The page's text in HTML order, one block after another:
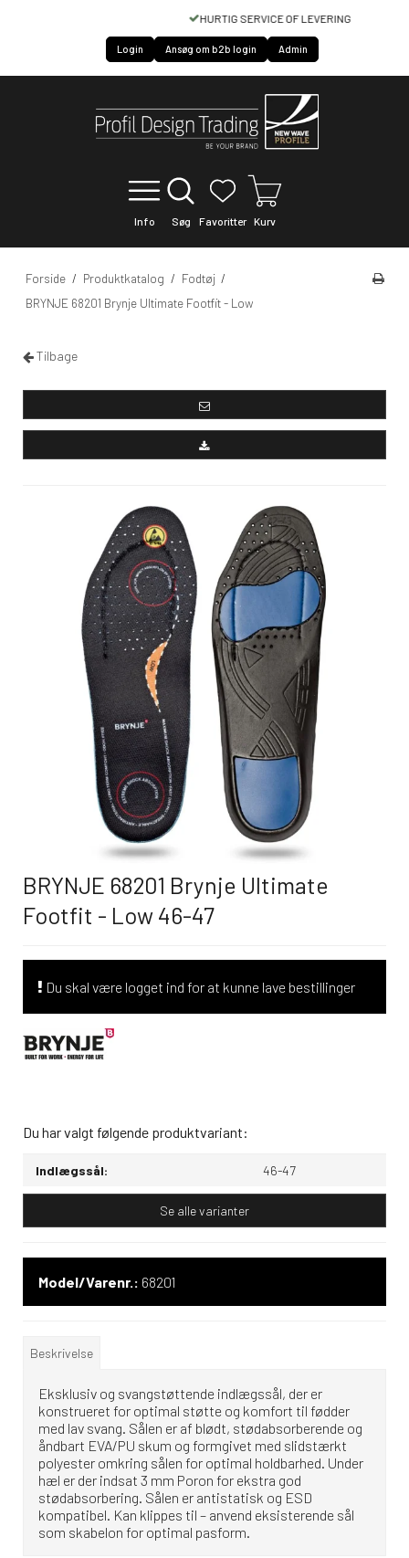
HURTIG SERVICE OF LEVERING
Login Ansøg om b2b login Admin
Info Søg Favoritter Kurv
Forside / Produktkatalog / Fodtøj /
BRYNJE 68201 Brynje Ultimate Footfit - Low
Tilbage
BRYNJE 68201 Brynje Ultimate
Footfit - Low 46-47
Du skal være logget ind for at kunne lave bestillinger
Du har valgt følgende produktvariant:
Indlægssål: 46-47
Se alle varianter
Model/Varenr.: 68201
Beskrivelse
Eksklusiv og svangstøttende indlægssål, der er
konstrueret for optimal støtte og komfort til fødder
med lav svang. Sålen er af blødt, stødabsorberende og
åndbart EVA/PU skum og formgivet med slidstærkt
polyester omkring sålen for optimal holdbarhed. Under
hæl er der indsat 3 mm Poron for ekstra god
stødabsorbering. Sålen er antistatisk og ESD
kompatibel. Kan klippes til – anvend eksisterende sål
som skabelon for optimal pasform.